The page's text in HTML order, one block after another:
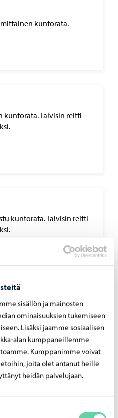
sisällön ja mainosten
ominaisuuksien tukemiseen
Lisäksi jaamme sosiaalisen
alan kumppaneillemme
Kumppanimme voivat
joita olet antanut heille
heidän palvelujaan.
kuntorata.
kuntorata. Talvisin reitti
kuntorata. Talvisin reitti
uimaranta ja
on myös ulkoilureitti
polkujuoksuun,
ja erähiihtoon.
ja frisbeegolfin